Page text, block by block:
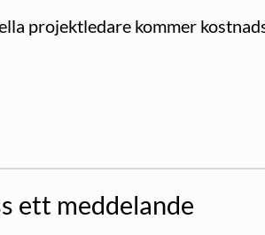
projektledare kommer
ett meddelande